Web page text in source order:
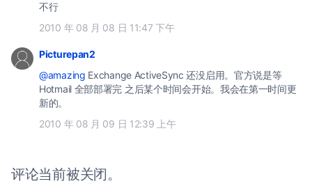
不行
2010 年 08 月 08 日 11:47 下午
Picturepan2
@amazing Exchange ActiveSync 还没启用。官方说是等
Hotmail 全部部署完 之后某个时间会开始。我会在第一时间更
新的。
2010 年 08 月 09 日 12:39 上午
评论当前被关闭。